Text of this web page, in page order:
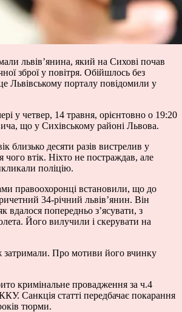
львів’янина, який на Сихові почав
зброї у повітря. Обійшлось без
Львівському порталу повідомили у
у четвер, 14 травня, орієнтовно о 19:20
що у Сихівському районі Львова.
близько десяти разів вистрелив у
чого втік. Ніхто не постраждав, але
поліцію.
правоохоронці встановили, що до
34-річний львів’янин. Він
вдалося попередньо з’ясувати, з
Його вилучили і скерувати на
затримали. Про мотиви його вчинку
кримінальне провадження за ч.4
Санкція статті передбачає покарання
тюрми.